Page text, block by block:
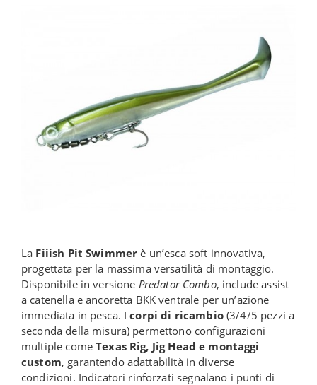
La Fiiish Pit Swimmer è un’esca soft innovativa,
progettata per la massima versatilità di montaggio.
Disponibile in versione Predator Combo, include assist
a catenella e ancoretta BKK ventrale per un’azione
immediata in pesca. Icorpi di ricambio(3/4/5 pezzi a
seconda della misura) permettono configurazioni
multiple comeTexas Rig, Jig Head e montaggi
custom, garantendo adattabilità in diverse
condizioni. Indicatori rinforzati segnalano i punti di